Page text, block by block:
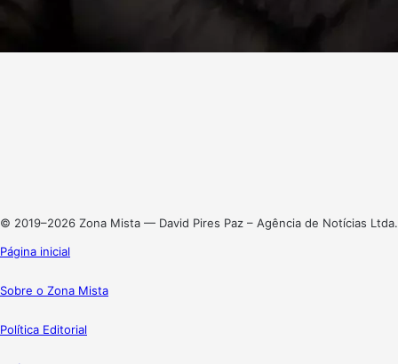
© 2019–2026 Zona Mista — David Pires Paz – Agência de Notícias Ltda.
Página inicial
Sobre o Zona Mista
Política Editorial